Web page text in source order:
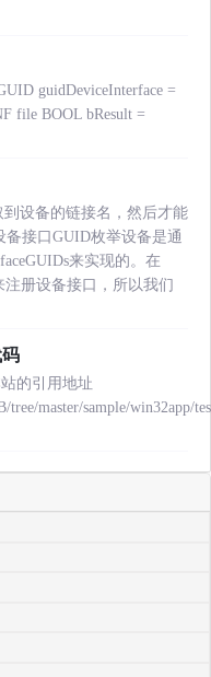
guidDeviceInterface =
file BOOL bResult =
设备的链接名，然后才能
备接口GUID枚举设备是通
来实现的。在
册设备接口，所以我们
的引用地址
master/sample/win32app/